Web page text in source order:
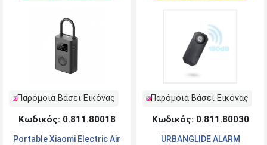
Παρόμοια Βάσει Εικόνας
Κωδικός: 0.811.80018
Portable Xiaomi Electric Air
Παρόμοια Βάσει Εικόνας
Κωδικός: 0.811.80030
URBANGLIDE ALARM